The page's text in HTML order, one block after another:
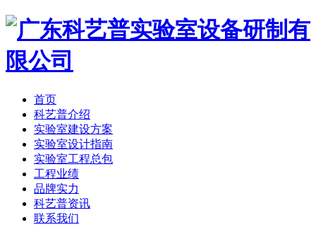
首页
科艺普介绍
实验室建设方案
实验室设计指南
实验室工程总包
工程业绩
品牌实力
科艺普资讯
联系我们